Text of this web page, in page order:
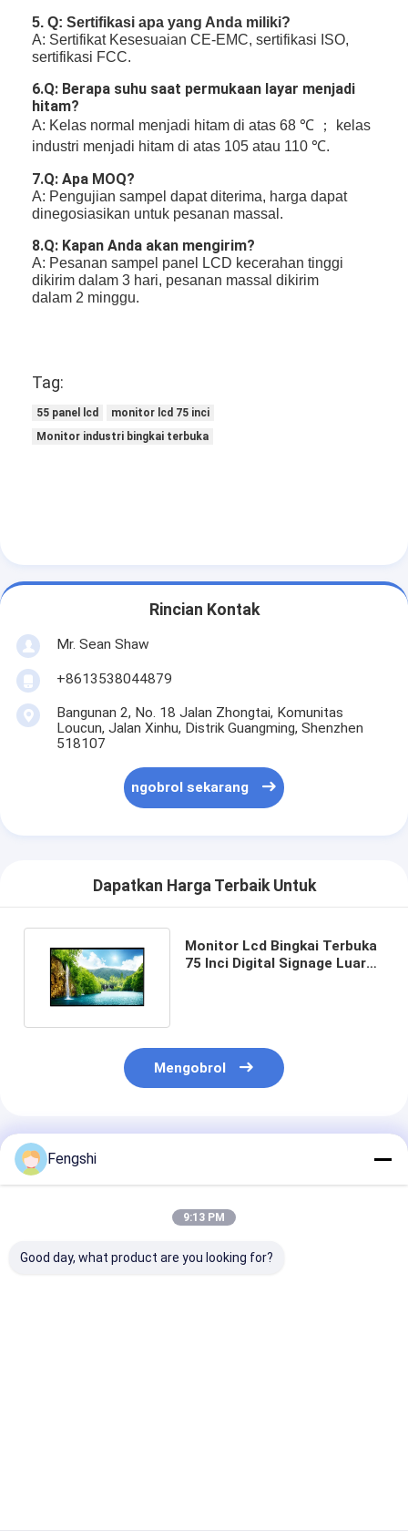
5. Q: Sertifikasi apa yang Anda miliki?
A: Sertifikat Kesesuaian CE-EMC, sertifikasi ISO,
sertifikasi FCC.
6.Q: Berapa suhu saat permukaan layar menjadi
hitam?
A: Kelas normal menjadi hitam di atas 68 ℃ ； kelas
industri menjadi hitam di atas 105 atau 110 ℃.
7.Q: Apa MOQ?
A: Pengujian sampel dapat diterima, harga dapat
dinegosiasikan untuk pesanan massal.
8.Q: Kapan Anda akan mengirim?
A: Pesanan sampel panel LCD kecerahan tinggi
dikirim dalam 3 hari, pesanan massal dikirim
dalam 2 minggu.
Tag:
55 panel lcd
monitor lcd 75 inci
Monitor industri bingkai terbuka
Rincian Kontak
Mr. Sean Shaw
+8613538044879
Bangunan 2, No. 18 Jalan Zhongtai, Komunitas
Loucun, Jalan Xinhu, Distrik Guangming, Shenzhen
518107
ngobrol sekarang
Dapatkan Harga Terbaik Untuk
Monitor Lcd Bingkai Terbuka
75 Inci Digital Signage Luar
Mengobrol
Rekomendasi Produk
Fengshi
9:13 PM
Good day, what product are you looking for?